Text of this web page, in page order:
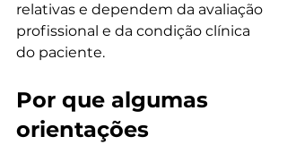
relativas e dependem da avaliação
profissional e da condição clínica
do paciente.
Por que algumas
orientações